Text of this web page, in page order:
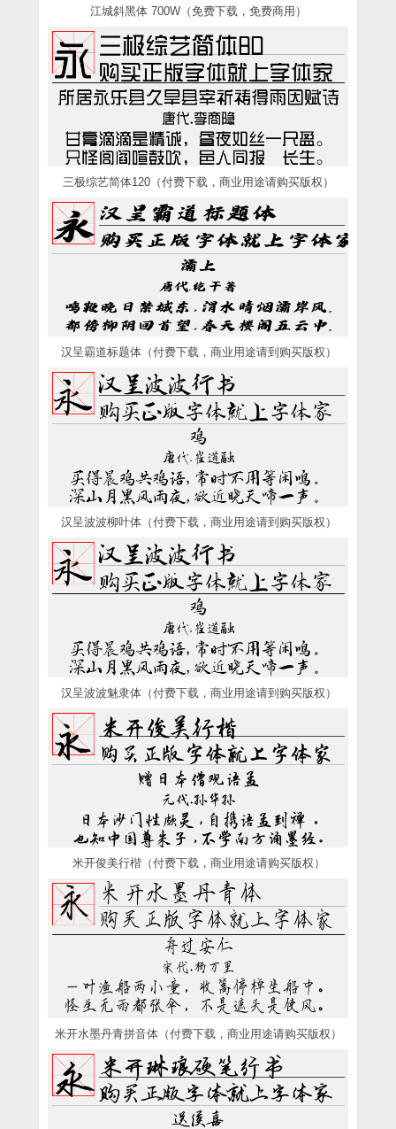
江城斜黑体 700W（免费下载，免费商用）
三极综艺简体120（付费下载，商业用途请购买版权）
汉呈霸道标题体（付费下载，商业用途请到购买版权）
汉呈波波柳叶体（付费下载，商业用途请到购买版权）
汉呈波波魅隶体（付费下载，商业用途请到购买版权）
米开俊美行楷（付费下载，商业用途请购买版权）
米开水墨丹青拼音体（付费下载，商业用途请购买版权）